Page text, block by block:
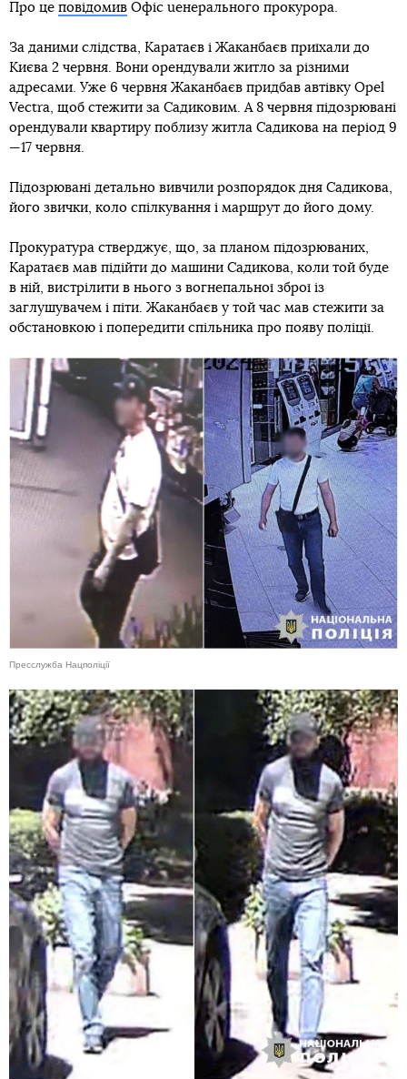
Про це повідомив Офіс uенерального прокурора.
За даними слідства, Каратаєв і Жаканбаєв приїхали до
Києва 2 червня. Вони орендували житло за різними
адресами. Уже 6 червня Жаканбаєв придбав автівку Opel
Vectra, щоб стежити за Садиковим. А 8 червня підозрювані
орендували квартиру поблизу житла Садикова на період 9
—17 червня.
Підозрювані детально вивчили розпорядок дня Садикова,
його звички, коло спілкування і маршрут до його дому.
Прокуратура стверджує, що, за планом підозрюваних,
Каратаєв мав підійти до машини Садикова, коли той буде
в ній, вистрілити в нього з вогнепальної зброї із
заглушувачем і піти. Жаканбаєв у той час мав стежити за
обстановкою і попередити спільника про появу поліції.
Пресслужба Нацполіції